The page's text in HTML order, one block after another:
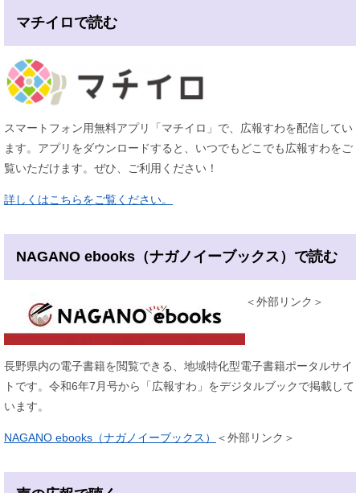
マチイロで読む
スマートフォン用無料アプリ「マチイロ」で、広報すわを配信してい
ます。アプリをダウンロードすると、いつでもどこでも広報すわをご
覧いただけます。ぜひ、ご利用ください！
詳しくはこちらをご覧ください。
NAGANO ebooks（ナガノイーブックス）で読む
＜外部リンク＞
長野県内の電子書籍を閲覧できる、地域特化型電子書籍ポータルサイ
トです。令和6年7月号から「広報すわ」をデジタルブックで掲載して
います。
NAGANO ebooks（ナガノイーブックス） ＜外部リンク＞